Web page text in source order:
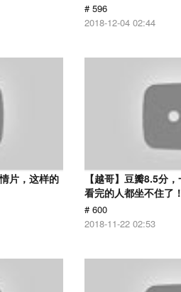
# 596
2018-12-04 02:44
片，这样的
【越哥】豆瓣8.5分
看完的人都坐不住了！
# 600
2018-11-22 02:53